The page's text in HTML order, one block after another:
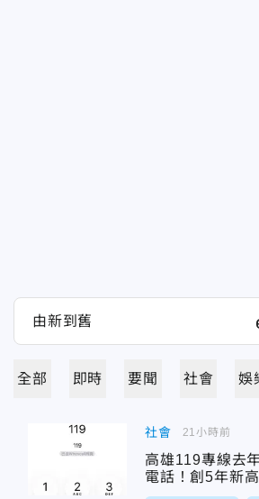
全部 即時 要聞 社會 娛
社會
高雄119專線去
電話！創5年新高
21小時前